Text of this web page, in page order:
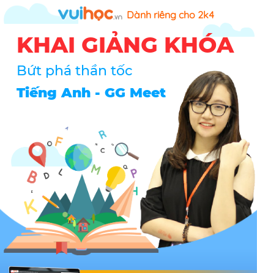
Dành riêng cho 2k4
Bứt phá thần tốc
KHAI GIẢNG KHÓA
Tiếng Anh - GG Meet